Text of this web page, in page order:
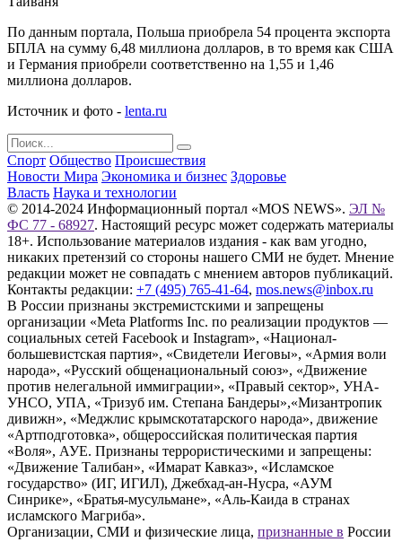
По данным портала, Польша приобрела 54 процента экспорта
БПЛА на сумму 6,48 миллиона долларов, в то время как США
и Германия приобрели соответственно на 1,55 и 1,46
миллиона долларов.
Источник и фото - lenta.ru
Спорт Общество Происшествия
Новости Мира Экономика и бизнес Здоровье
Власть Наука и технологии
© 2014-2024 Информационный портал «MOS NEWS». ЭЛ №
ФС 77 - 68927. Настоящий ресурс может содержать материалы
18+. Использование материалов издания - как вам угодно,
никаких претензий со стороны нашего СМИ не будет. Мнение
редакции может не совпадать с мнением авторов публикаций.
Контакты редакции: +7 (495) 765-41-64, mos.news@inbox.ru
В России признаны экстремистскими и запрещены
организации «Meta Platforms Inc. по реализации продуктов —
социальных сетей Facebook и Instagram», «Национал-
большевистская партия», «Свидетели Иеговы», «Армия воли
народа», «Русский общенациональный союз», «Движение
против нелегальной иммиграции», «Правый сектор», УНА-
УНСО, УПА, «Тризуб им. Степана Бандеры»,«Мизантропик
дивижн», «Меджлис крымскотатарского народа», движение
«Артподготовка», общероссийская политическая партия
«Воля», АУЕ. Признаны террористическими и запрещены:
«Движение Талибан», «Имарат Кавказ», «Исламское
государство» (ИГ, ИГИЛ), Джебхад-ан-Нусра, «АУМ
Синрике», «Братья-мусульмане», «Аль-Каида в странах
исламского Магриба».
Организации, СМИ и физические лица, признанные в России